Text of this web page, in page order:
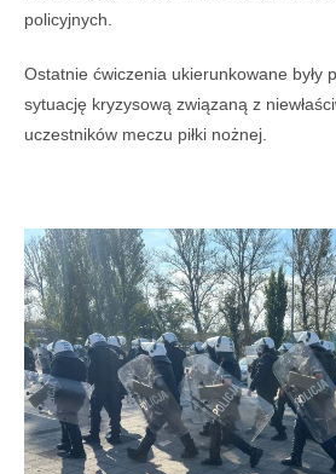
policyjnych.
Ostatnie ćwiczenia ukierunkowane były
sytuację kryzysową związaną z
uczestników meczu piłki nożnej.